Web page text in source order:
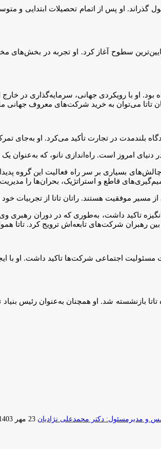
گذراند. او پس از اتمام تحصیلات ابتدایی
بود. او با رویکردی جهانی، سرمایه‌گذاری در
تاتا می‌توان به خرید شرکت‌های معروف جهانی
بلندمدت در تجارت تأکید می‌کرد. او به‌جای
دنیای امروز است. راه‌اندازی نانو، که
بسیاری بر سر راه فعالیت این گروه
قاطع و استراتژیک، بحران‌ها را
موفقیت هستند. راتان تاتا از تجربیات خود
تاکید داشت، به‌طوری که در دوران
رهبران شرکت‌های تابعه‌اش ترویج کرد. تاتا
مسئولیت اجتماعی شرکت‌ها تاکید داشت. او
رئیس گروه تاتا بازنشسته شد. او همچنان
و مدیرمسئول: دکتر محمدعلی نژادیان ارسال
23 مهر 1403 18:24